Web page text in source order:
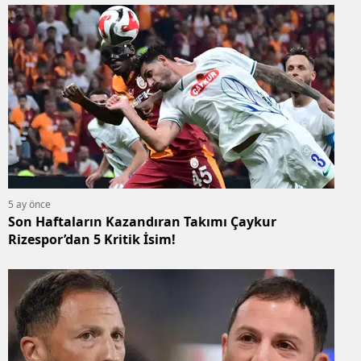
5 ay önce
Son Haftaların Kazandıran Takımı Çaykur
Rizespor’dan 5 Kritik İsim!